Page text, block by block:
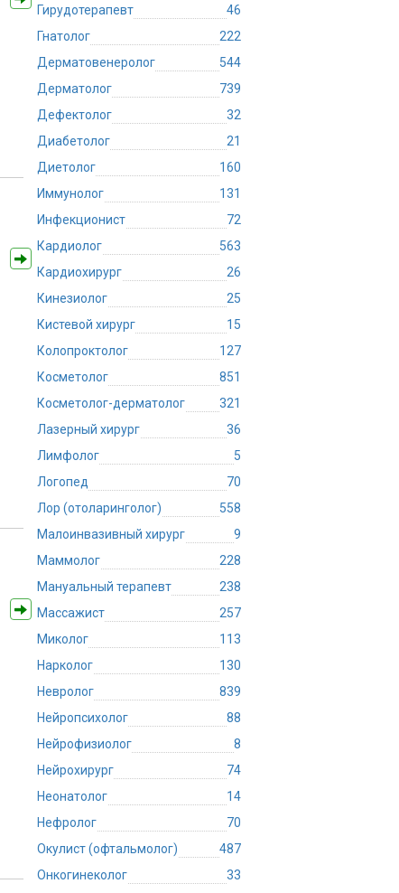
Гирудотерапевт
46
Гнатолог
222
Дерматовенеролог
544
Дерматолог
739
Дефектолог
32
Диабетолог
21
Диетолог
160
Иммунолог
131
Инфекционист
72
Кардиолог
563
Кардиохирург
26
Кинезиолог
25
Кистевой хирург
15
Колопроктолог
127
Косметолог
851
Косметолог-дерматолог
321
Лазерный хирург
36
Лимфолог
5
Логопед
70
Лор (отоларинголог)
558
Малоинвазивный хирург
9
Маммолог
228
Мануальный терапевт
238
Массажист
257
Миколог
113
Нарколог
130
Невролог
839
Нейропсихолог
88
Нейрофизиолог
8
Нейрохирург
74
Неонатолог
14
Нефролог
70
Окулист (офтальмолог)
487
Онкогинеколог
33